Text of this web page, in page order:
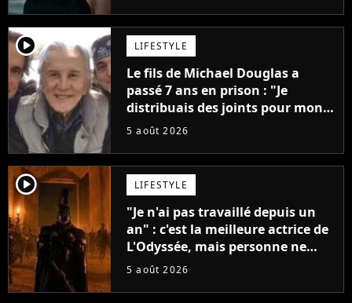
player2 LIFESTYLE
Le fils de Michael Douglas a
passé 7 ans en prison : "Je
distribuais des joints pour mon
père"
5 août 2026
player2 LIFESTYLE
"Je n'ai pas travaillé depuis un
an" : c'est la meilleure actrice de
L'Odyssée, mais personne ne
veut lui donner de rôle au
5 août 2026